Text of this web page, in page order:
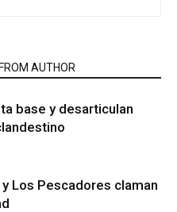
AUTHOR
base y desarticulan
y Los Pescadores claman